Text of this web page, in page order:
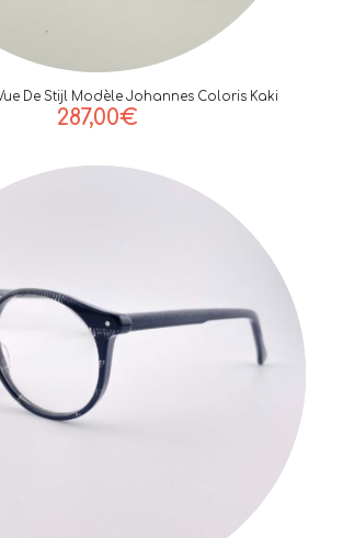
De Stijl Modèle Johannes Coloris Kaki
287,00€